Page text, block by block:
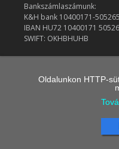
Bankszámlaszámunk:
K&H bank 10400171-
IBAN HU72 10400171
SWIFT: OKHBHUHB
Oldalunkon HTTP-